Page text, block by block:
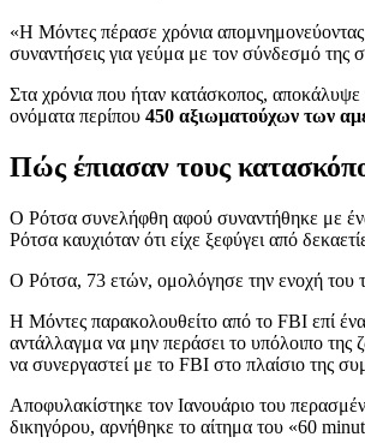
«Η Μόντες πέρασε χρόνια
συναντήσεις για γεύμα με τον σύνδεσμό της
Στα χρόνια που ήταν κατάσκοπος, αποκάλυψε
ονόματα περίπου 450 αξιωματούχων των
Πώς έπιασαν τους
Ο Ρότσα συνελήφθη αφού συναντήθηκε με
Ρότσα καυχιόταν ότι είχε ξεφύγει από
Ο Ρότσα, 73 ετών, ομολόγησε την ενοχή του
Η Mόντες παρακολουθείτο από το FBI επί
αντάλλαγμα να μην περάσει το υπόλοιπο της
να συνεργαστεί με το FBI στο πλαίσιο της
Αποφυλακίστηκε τον Ιανουάριο του
δικηγόρου, αρνήθηκε το αίτημα του «60